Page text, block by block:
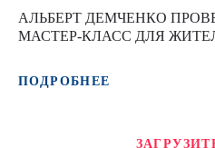
АЛЬБЕРТ ДЕМЧЕНКО
МАСТЕР-КЛАСС ДЛЯ
ПОДРОБНЕЕ